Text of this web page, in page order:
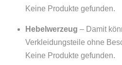
Keine Produkte gefunden.
Hebelwerzeug – Damit
Verkleidungsteile ohne
Keine Produkte gefunden.